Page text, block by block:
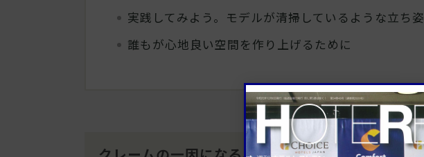
実践してみよう。モデルが清掃しているような立ち姿
誰もが心地良い空間を作り上げるために